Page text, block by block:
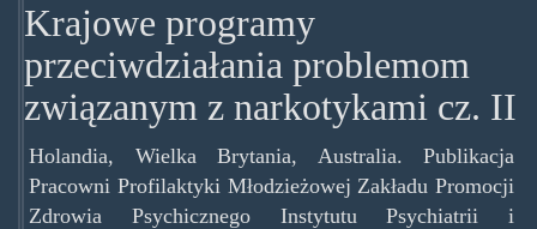
Krajowe programy
przeciwdziałania problemom
związanym z narkotykami cz. II
Holandia, Wielka Brytania, Australia. Publikacja
Pracowni Profilaktyki Młodzieżowej Zakładu Promocji
Zdrowia Psychicznego Instytutu Psychiatrii i